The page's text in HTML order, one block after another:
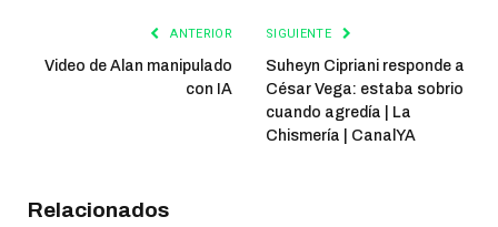
ANTERIOR
Video de Alan manipulado
con IA
SIGUIENTE
Suheyn Cipriani responde a
César Vega: estaba sobrio
cuando agredía | La
Chismería | CanalYA
Relacionados